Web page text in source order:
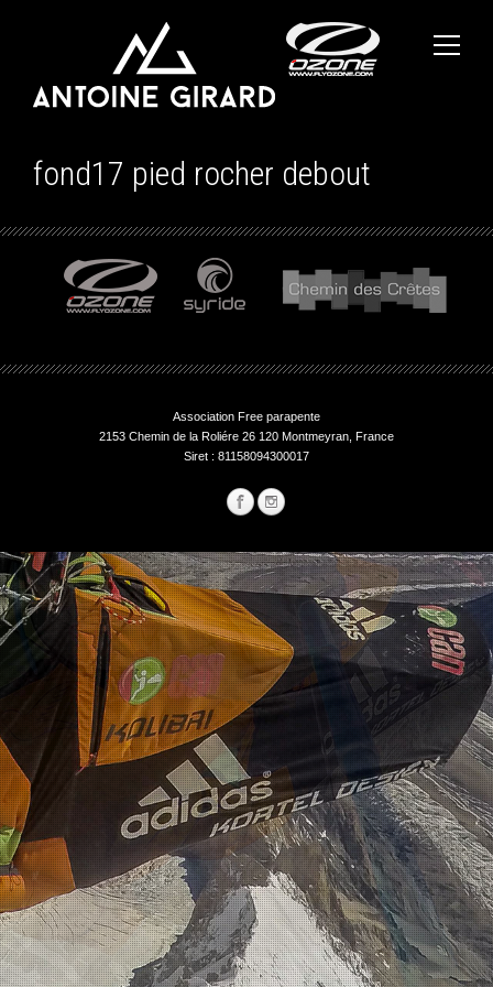
fond17 pied rocher debout
Association Free parapente
2153 Chemin de la Roliére 26 120 Montmeyran, France
Siret : 81158094300017